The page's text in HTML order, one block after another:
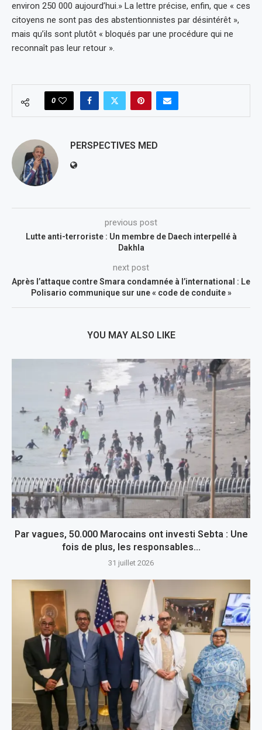
environ 250 000 aujourd’hui.» La lettre précise, enfin, que « ces
citoyens ne sont pas des abstentionnistes par désintérêt »,
mais qu’ils sont plutôt « bloqués par une procédure qui ne
reconnaît pas leur retour ».
0
PERSPECTIVES MED
previous post
Lutte anti-terroriste : Un membre de Daech interpellé à
Dakhla
next post
Après l’attaque contre Smara condamnée à l’international : Le
Polisario communique sur une « code de conduite »
YOU MAY ALSO LIKE
Par vagues, 50.000 Marocains ont investi Sebta : Une
fois de plus, les responsables...
31 juillet 2026